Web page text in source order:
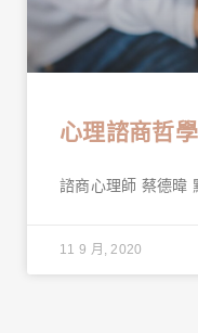
心理諮商哲
諮商心理師 蔡德暐
11 9 月, 2020